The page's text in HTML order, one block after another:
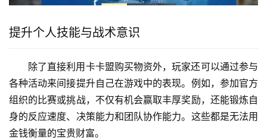
提升个人技能与战术意识
除了直接利用卡卡盟购买物资外，玩家还可以通过参与
各种活动来间接提升自己在游戏中的表现。例如，参加官方
组织的比赛或挑战，不仅有机会赢取丰厚奖励，还能锻炼自
身的反应速度、决策能力和团队协作能力。这些都是无法用
金钱衡量的宝贵财富。